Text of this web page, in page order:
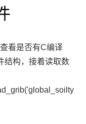
看是否有C编译
结构，接着读取数